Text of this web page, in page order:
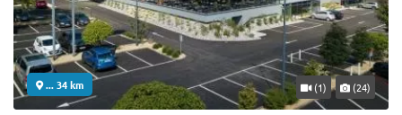
... 34 km (1) (24)